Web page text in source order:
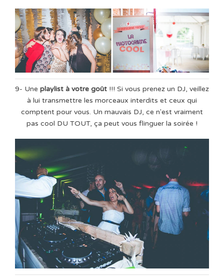
9- Une playlist à votre goût !!! Si vous prenez un DJ, veillez
à lui transmettre les morceaux interdits et ceux qui
comptent pour vous. Un mauvais DJ, ce n'est vraiment
pas cool DU TOUT, ça peut vous flinguer la soirée !